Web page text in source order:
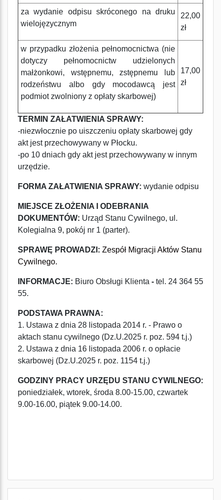
za wydanie odpisu skróconego na druku
wielojęzycznym
22,00
zł
w przypadku złożenia pełnomocnictwa (nie
dotyczy pełnomocnictw udzielonych
małżonkowi, wstępnemu, zstępnemu lub
rodzeństwu albo gdy mocodawcą jest
podmiot zwolniony z opłaty skarbowej)
17,00
zł
TERMIN ZAŁATWIENIA SPRAWY:
-niezwłocznie po uiszczeniu opłaty skarbowej gdy
akt jest przechowywany w Płocku.
-po 10 dniach gdy akt jest przechowywany w innym
urzędzie.
FORMA ZAŁATWIENIA SPRAWY: wydanie odpisu
MIEJSCE ZŁOŻENIA I ODEBRANIA
DOKUMENTÓW: Urząd Stanu Cywilnego, ul.
Kolegialna 9, pokój nr 1 (parter).
SPRAWĘ PROWADZI: Zespół Migracji Aktów Stanu
Cywilnego.
INFORMACJE: Biuro Obsługi Klienta - tel. 24 364 55
55.
PODSTAWA PRAWNA:
1. Ustawa z dnia 28 listopada 2014 r. - Prawo o
aktach stanu cywilnego (Dz.U.2025 r. poz. 594 t.j.)
2. Ustawa z dnia 16 listopada 2006 r. o opłacie
skarbowej (Dz.U.2025 r. poz. 1154 t.j.)
GODZINY PRACY URZĘDU STANU CYWILNEGO:
poniedziałek, wtorek, środa 8.00-15.00, czwartek
9.00-16.00, piątek 9.00-14.00.